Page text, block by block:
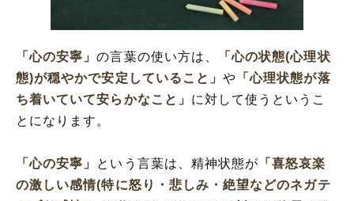
「心の安寧」の言葉の使い方は、
「心の状態(心理状
態)が穏やかで安定していること」や 「心理状態が落
ち着いていて安らかなこと」 に対して使うというこ
とになります。
「心の安寧」 という言葉は、精神状態が 「喜怒哀楽
の激しい感情(特に怒り・悲しみ・絶望などのネガテ